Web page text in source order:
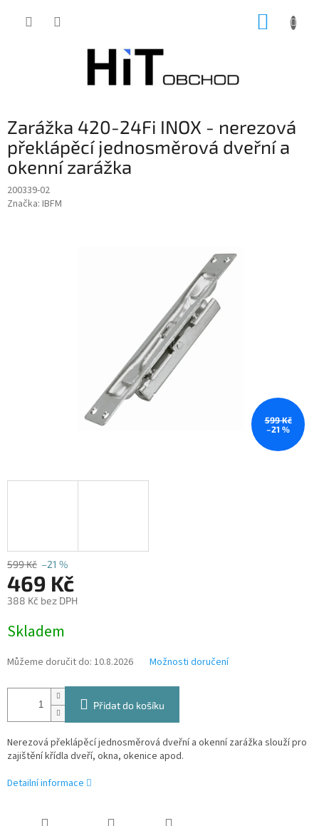
Zarážka 420-24Fi INOX - nerezová
překlápěcí jednosměrová dveřní a
okenní zarážka
200339-02
Značka: IBFM
599 Kč
–21 %
599 Kč –21 %
469 Kč
388 Kč bez DPH
cena:
Skladem
Můžeme doručit do: 10.8.2026 Možnosti doručení
Přidat do košíku
Nerezová překlápěcí jednosměrová dveřní a okenní zarážka slouží pro
zajištění křídla dveří, okna, okenice apod.
Detailní informace